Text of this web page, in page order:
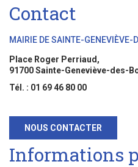
Contact
MAIRIE DE SAINTE-GENEVIÈVE-
Place Roger Perriaud,
91700 Sainte-Geneviève-des-
Tél. : 01 69 46 80 00
NOUS CONTACTER
Informations